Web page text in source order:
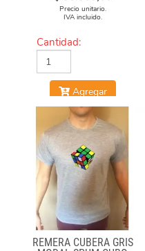
Precio unitario.
IVA incluido.
Cantidad:
Agregar
REMERA CUBERA GRIS